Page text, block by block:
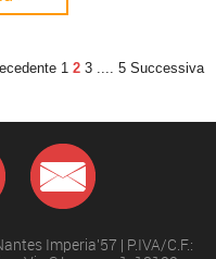
1 2 3 .... 5 Successiva
Imperia'57 | P.IVA/C.F.: